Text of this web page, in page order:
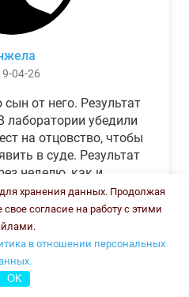
04-26
от него. Результат
лаборатории убедили
на отцовство, чтобы
в суде. Результат
неделю, как и
бегает и извиняется.
хранения данных. Продолжая
согласие на работу с этими
в отношении персональных
OK